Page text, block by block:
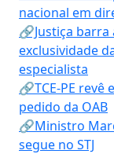
nacional em
🔗Justiça barra
exclusividade
especialista
🔗TCE-PE revê
pedido da OAB
🔗Ministro
segue no STJ